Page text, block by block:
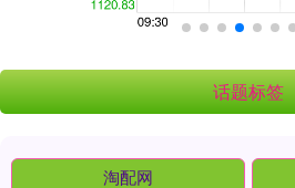
话题标签
淘配网